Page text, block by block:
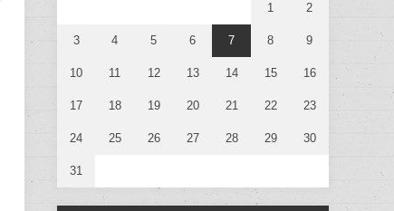
1 2
3 4 5 6 7 8 9
10 11 12 13 14 15 16
17 18 19 20 21 22 23
24 25 26 27 28 29 30
31